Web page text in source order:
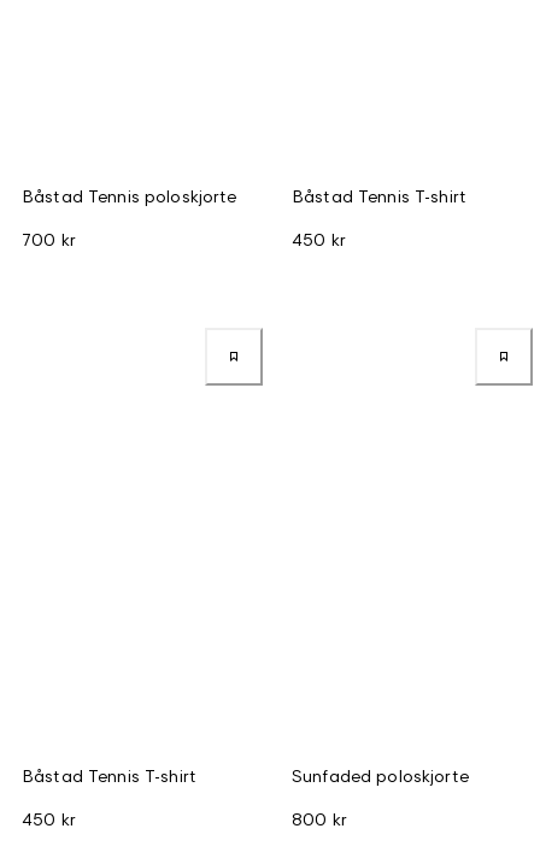
Båstad Tennis poloskjorte
700 kr
Båstad Tennis T-shirt
450 kr
Båstad Tennis T-shirt
450 kr
Sunfaded poloskjorte
800 kr